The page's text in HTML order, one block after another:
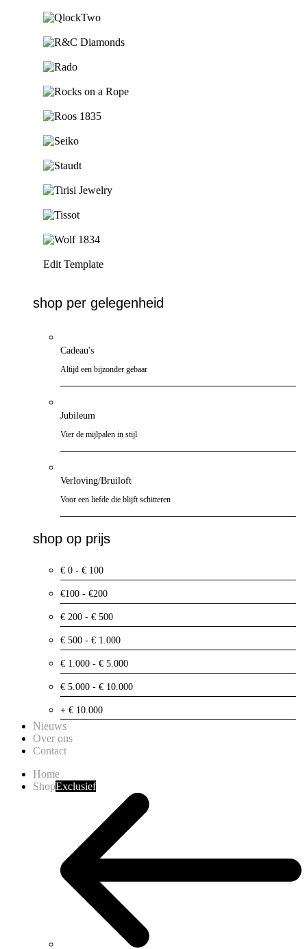
Edit Template
shop per gelegenheid
Cadeau's
Altijd een bijzonder gebaar
Jubileum
Vier de mijlpalen in stijl
Verloving/Bruiloft
Voor een liefde die blijft schitteren
shop op prijs
€ 0 - € 100
€100 - €200
€ 200 - € 500
€ 500 - € 1.000
€ 1.000 - € 5.000
€ 5.000 - € 10.000
+ € 10.000
Nieuws
Over ons
Contact
Home
ShopExclusief